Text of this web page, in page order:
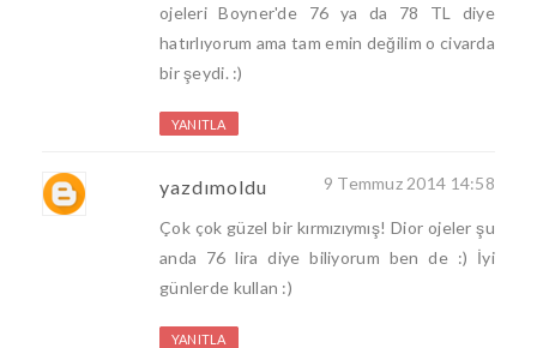
ojeleri Boyner'de 76 ya da 78 TL diye
hatırlıyorum ama tam emin değilim o civarda
bir şeydi. :)
YANITLA
yazdımoldu 9 Temmuz 2014 14:58
Çok çok güzel bir kırmızıymış! Dior ojeler şu
anda 76 lira diye biliyorum ben de :) İyi
günlerde kullan :)
YANITLA